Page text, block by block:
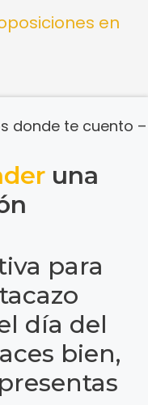
donde te cuento –
una
para
día del
bien,